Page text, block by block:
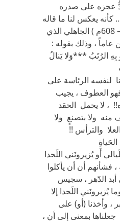
عجزه على صدره
يعكس لنا ما قاله
عنترة بن شداد ( 525 – 608م ) الجاهلي الذي
عاماً ، وذلك بقوله :
بِهِ الرُتَبُ ***وَلا يَنالُ
لنفسه الرئاسة على
العطوف ، يجيب
، لا يحمل الحقد
منه ولا بتصنعٍ ولا
والترأس !!
أَو يُزيرونَني اللَحدا
فشأنهم أن أن يأكلوا
الدّهر ، سجيس
يُزيرونَني اللَحدا إلا
، وأخذنا (أو) على
بمعنى إلى أن ،